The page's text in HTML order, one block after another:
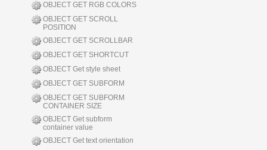
OBJECT GET RGB COLORS
OBJECT GET SCROLL
POSITION
OBJECT GET SCROLLBAR
OBJECT GET SHORTCUT
OBJECT Get style sheet
OBJECT GET SUBFORM
OBJECT GET SUBFORM
CONTAINER SIZE
OBJECT Get subform
container value
OBJECT Get text orientation